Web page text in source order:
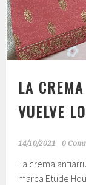
LA
VUELVE
14/10/2021 0
La crema
marca Etude